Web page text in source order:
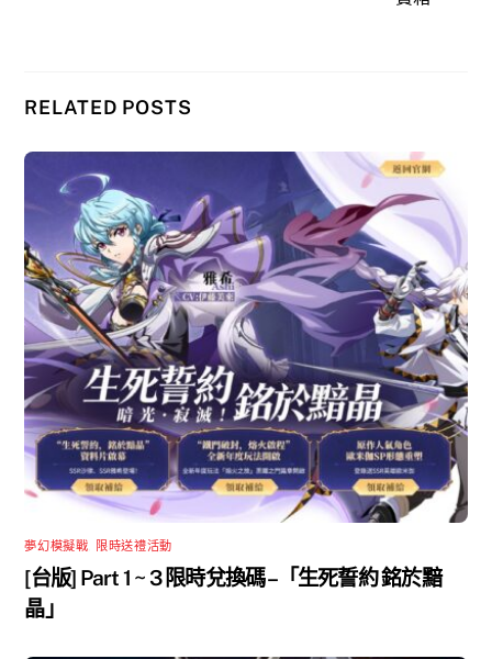
RELATED POSTS
夢幻模擬戰 限時送禮活動
[台版] Part 1 ~ 3 限時兌換碼 –「生死誓約 銘於黯
晶」